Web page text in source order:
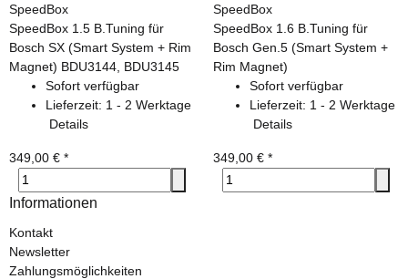
SpeedBox
SpeedBox 1.5 B.Tuning für
Bosch SX (Smart System + Rim
Magnet) BDU3144, BDU3145
Sofort verfügbar
Lieferzeit: 1 - 2 Werktage
Details
349,00 € *
SpeedBox
SpeedBox 1.6 B.Tuning für
Bosch Gen.5 (Smart System +
Rim Magnet)
Sofort verfügbar
Lieferzeit: 1 - 2 Werktage
Details
349,00 € *
Informationen
Kontakt
Newsletter
Zahlungsmöglichkeiten